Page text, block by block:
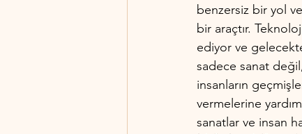
benzersiz bir yol
bir araçtır.
ediyor ve
sadece sanat
insanların
vermelerine
sanatlar ve insan